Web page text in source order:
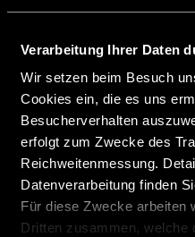
Verarbeitung Ihrer Daten
Wir setzen beim Besuch
Cookies ein, die es uns
Besucherverhalten
erfolgt zum Zwecke des
Reichweitenmessung.
Datenverarbeitung finden
Für diese Zwecke arbeiten
Dritten zusammen, welche